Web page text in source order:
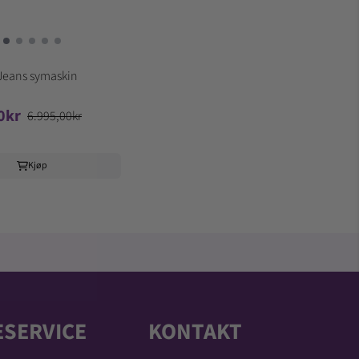
symaskin
6.995,00kr
Kjøp
KONTAKT